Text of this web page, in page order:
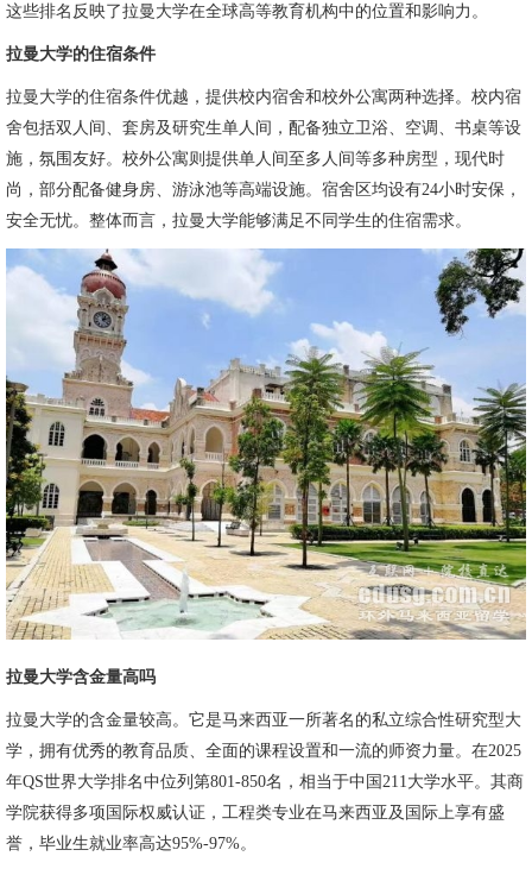
这些排名反映了拉曼大学在全球高等教育机构中的位置和影响力。
拉曼大学的住宿条件
拉曼大学的住宿条件优越，提供校内宿舍和校外公寓两种选择。校内宿
舍包括双人间、套房及研究生单人间，配备独立卫浴、空调、书桌等设
施，氛围友好。校外公寓则提供单人间至多人间等多种房型，现代时
尚，部分配备健身房、游泳池等高端设施。宿舍区均设有24小时安保，
安全无忧。整体而言，拉曼大学能够满足不同学生的住宿需求。
拉曼大学含金量高吗
拉曼大学的含金量较高。它是马来西亚一所著名的私立综合性研究型大
学，拥有优秀的教育品质、全面的课程设置和一流的师资力量。在2025
年QS世界大学排名中位列第801-850名，相当于中国211大学水平。其商
学院获得多项国际权威认证，工程类专业在马来西亚及国际上享有盛
誉，毕业生就业率高达95%-97%。